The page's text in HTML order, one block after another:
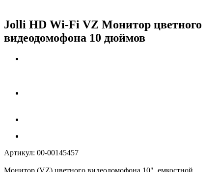
Jolli HD Wi-Fi VZ Монитор цветного
видеодомофона 10 дюймов
Артикул: 00-00145457
Монитор (VZ) цветного видеодомофона 10", емкостной